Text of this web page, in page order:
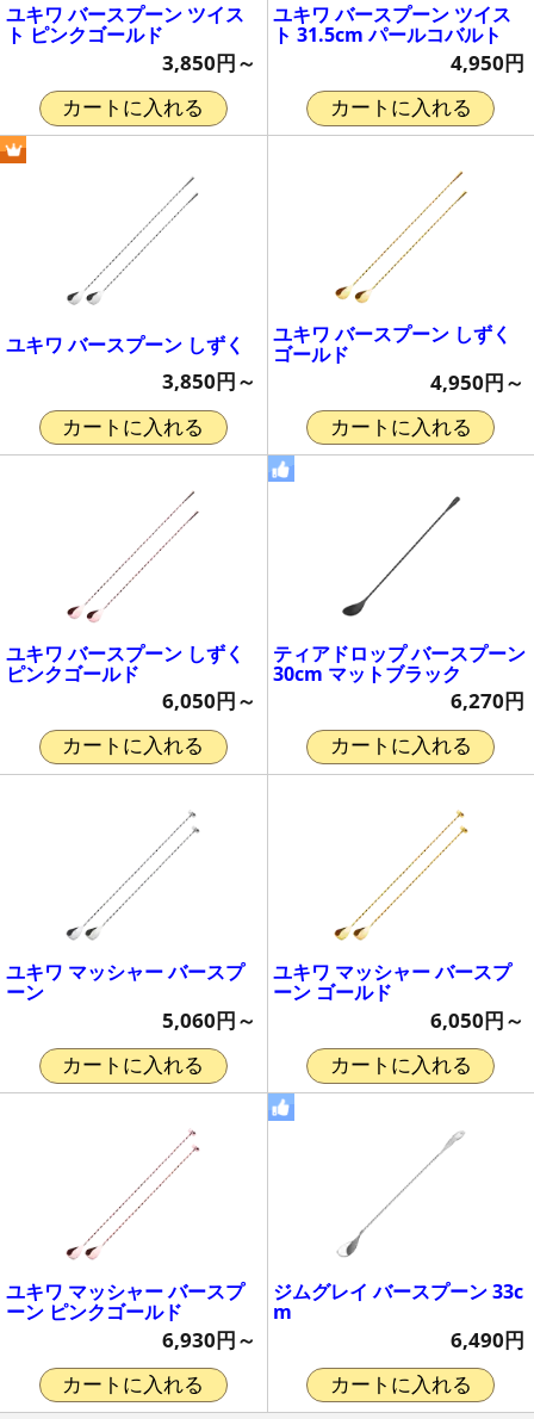
ユキワ バースプーン ツイス
ト ピンクゴールド
3,850円～
カートに入れる
ユキワ バースプーン ツイス
ト 31.5cm パールコバルト
4,950円
カートに入れる
ユキワ バースプーン しずく
3,850円～
カートに入れる
ユキワ バースプーン しずく
ゴールド
4,950円～
カートに入れる
ユキワ バースプーン しずく
ピンクゴールド
6,050円～
カートに入れる
ティアドロップ バースプーン
30cm マットブラック
6,270円
カートに入れる
ユキワ マッシャー バースプ
ーン
5,060円～
カートに入れる
ユキワ マッシャー バースプ
ーン ゴールド
6,050円～
カートに入れる
ユキワ マッシャー バースプ
ーン ピンクゴールド
6,930円～
カートに入れる
ジムグレイ バースプーン 33c
m
6,490円
カートに入れる